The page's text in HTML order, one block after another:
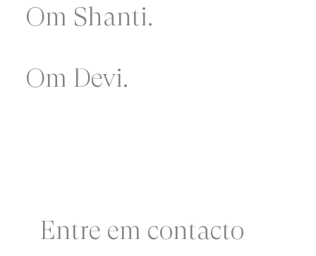
Om Shanti.
Om Devi.
Entre em contacto